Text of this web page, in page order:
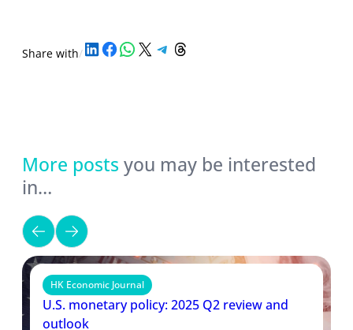
Share with/Share on LinkedIn Share on Facebook Share on WhatsApp Share on X Share on Telegram Share on Threads
More posts you may be interested
in…
HK Economic Journal
U.S. monetary policy: 2025 Q2 review and
outlook